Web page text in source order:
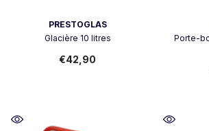
PRESTOGLAS
Glacière 10 litres
€42,90
Porte-